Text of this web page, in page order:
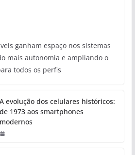
ganham espaço nos sistemas
mais autonomia e ampliando o
todos os perfis
A evolução dos celulares históricos:
de 1973 aos smartphones
modernos